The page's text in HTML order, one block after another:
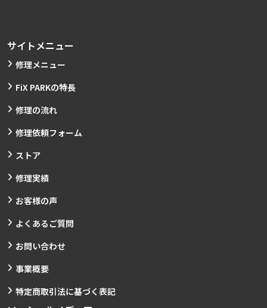
サイトメニュー
修理メニュー
FiX PARKの特長
修理の流れ
修理依頼フォーム
ストア
修理実績
お客様の声
よくあるご質問
お問い合わせ
事業概要
特定商取引法に基づく表記